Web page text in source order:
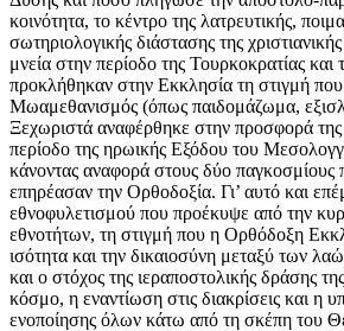
κοινότητα, το κέντρο της λατρευτικής,
σωτηριολογικής διάστασης της
μνεία στην περίοδο της Τουρκοκρατίας και
προκλήθηκαν στην Εκκλησία τη στιγμή
Μωαμεθανισμός (όπως παιδομάζωμα,
Ξεχωριστά αναφέρθηκε στην προσφορά
περίοδο της ηρωικής Εξόδου του
κάνοντας αναφορά στους δύο παγκοσμίους
επηρέασαν την Ορθοδοξία. Γι’ αυτό και
εθνοφυλετισμού που προέκυψε από την
εθνοτήτων, τη στιγμή που η Ορθόδοξη
ισότητα και την δικαιοσύνη μεταξύ των
και ο στόχος της ιεραποστολικής δράσης
κόσμο, η εναντίωση στις διακρίσεις και η
ενοποίησης όλων κάτω από τη σκέπη του